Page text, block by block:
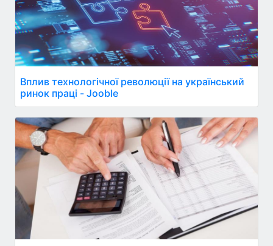
Вплив технологічної революції на український
ринок праці - Jooble